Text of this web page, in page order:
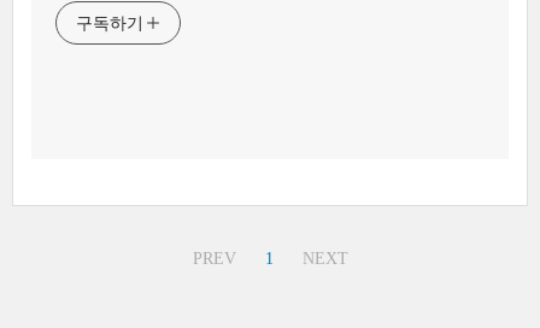
구독하기
PREV 1 NEXT